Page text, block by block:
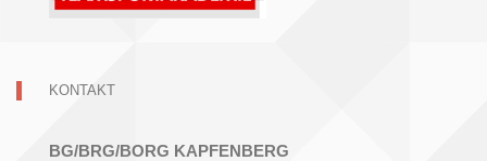
KONTAKT
BG/BRG/BORG KAPFENBERG